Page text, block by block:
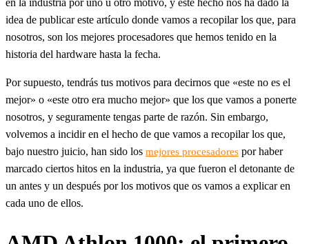
idea de publicar este artículo donde vamos a recopilar los que, para
nosotros, son los mejores procesadores que hemos tenido en la
historia del hardware hasta la fecha.
Por supuesto, tendrás tus motivos para decirnos que «este no es el
mejor» o «este otro era mucho mejor» que los que vamos a ponerte
nosotros, y seguramente tengas parte de razón. Sin embargo,
volvemos a incidir en el hecho de que vamos a recopilar los que,
bajo nuestro juicio, han sido los mejores procesadores por haber
marcado ciertos hitos en la industria, ya que fueron el detonante de
un antes y un después por los motivos que os vamos a explicar en
cada uno de ellos.